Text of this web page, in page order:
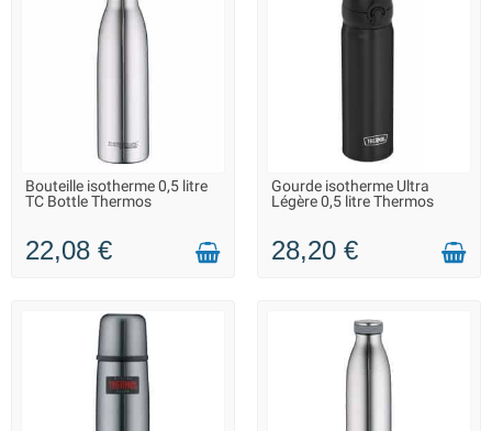
LIVRAISON 2 À 3 JOURS
Bouteille isotherme 0,5 litre
TC Bottle Thermos
22,08 €
LIVRAISON 2 À 3 JOURS
Gourde isotherme Ultra
Légère 0,5 litre Thermos
28,20 €